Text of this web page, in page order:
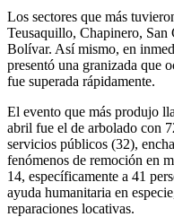
Los sectores que más
Teusaquillo, Chapinero,
Bolívar. Así mismo, en
presentó una granizada que
fue superada rápidamente.
El evento que más produjo
abril fue el de arbolado con
servicios públicos (32),
fenómenos de remoción en
14, específicamente a 41
ayuda humanitaria en
reparaciones locativas.